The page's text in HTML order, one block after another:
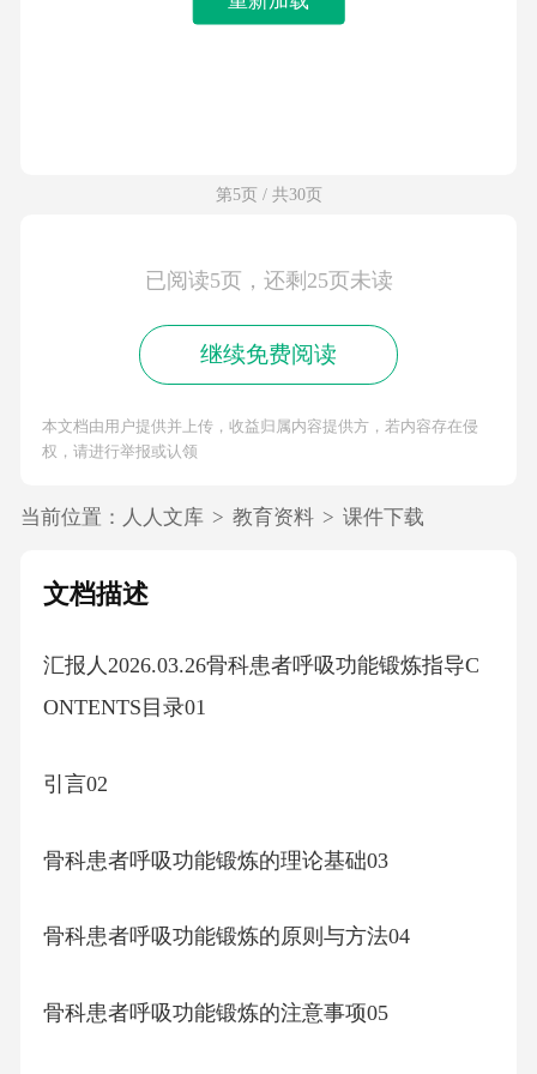
第5页 / 共30页
已阅读5页，还剩25页未读
继续免费阅读
本文档由用户提供并上传，收益归属内容提供方，若内容存在侵
权，请进行举报或认领
当前位置： 人人文库 > 教育资料 > 课件下载
文档描述
汇报人2026.03.26骨科患者呼吸功能锻炼指导C
ONTENTS目录01
引言02
骨科患者呼吸功能锻炼的理论基础03
骨科患者呼吸功能锻炼的原则与方法04
骨科患者呼吸功能锻炼的注意事项05